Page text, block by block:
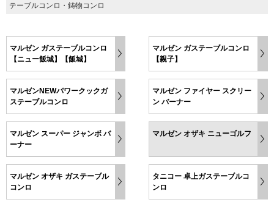
テーブルコンロ・鋳物コンロ
マルゼン ガステーブルコンロ
【ニュー飯城】【飯城】
マルゼン ガステーブルコンロ
【親子】
マルゼンNEWパワークックガ
ステーブルコンロ
マルゼン ファイヤー スクリー
ン バーナー
マルゼン スーパー ジャンボ バ
ーナー
マルゼン オザキ ニューゴルフ
マルゼン オザキ ガステーブル
コンロ
タニコー 卓上ガステーブルコ
ンロ